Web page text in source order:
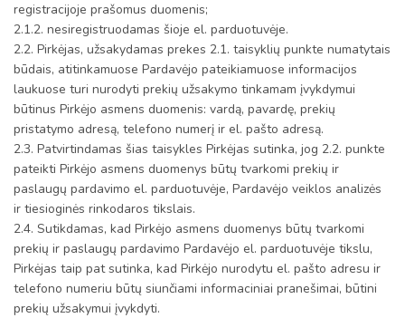
registracijoje prašomus duomenis;
2.1.2. nesiregistruodamas šioje el. parduotuvėje.
2.2. Pirkėjas, užsakydamas prekes 2.1. taisyklių punkte numatytais
būdais, atitinkamuose Pardavėjo pateikiamuose informacijos
laukuose turi nurodyti prekių užsakymo tinkamam įvykdymui
būtinus Pirkėjo asmens duomenis: vardą, pavardę, prekių
pristatymo adresą, telefono numerį ir el. pašto adresą.
2.3. Patvirtindamas šias taisykles Pirkėjas sutinka, jog 2.2. punkte
pateikti Pirkėjo asmens duomenys būtų tvarkomi prekių ir
paslaugų pardavimo el. parduotuvėje, Pardavėjo veiklos analizės
ir tiesioginės rinkodaros tikslais.
2.4. Sutikdamas, kad Pirkėjo asmens duomenys būtų tvarkomi
prekių ir paslaugų pardavimo Pardavėjo el. parduotuvėje tikslu,
Pirkėjas taip pat sutinka, kad Pirkėjo nurodytu el. pašto adresu ir
telefono numeriu būtų siunčiami informaciniai pranešimai, būtini
prekių užsakymui įvykdyti.